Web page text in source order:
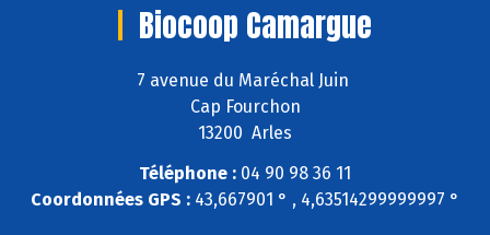
Biocoop Camargue
7 avenue du Maréchal Juin
Cap Fourchon
13200 Arles
Téléphone : 04 90 98 36 11
Coordonnées GPS : 43,667901 ° , 4,63514299999997 °